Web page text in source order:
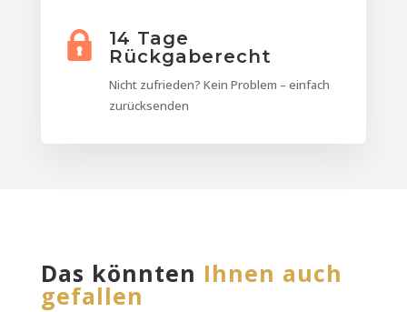
14 Tage
Rückgaberecht
Nicht zufrieden? Kein Problem – einfach
zurücksenden
Das könnten Ihnen auch
gefallen